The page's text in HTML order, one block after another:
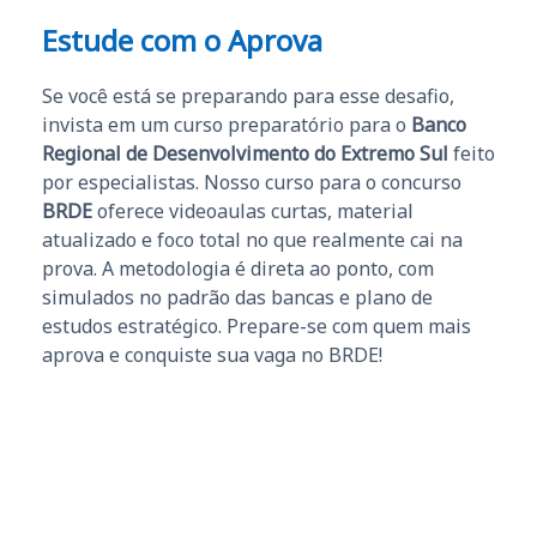
Estude com o Aprova
Se você está se preparando para esse desafio,
invista em um curso preparatório para o Banco
Regional de Desenvolvimento do Extremo Sul feito
por especialistas. Nosso curso para o concurso
BRDEoferece videoaulas curtas, material
atualizado e foco total no que realmente cai na
prova. A metodologia é direta ao ponto, com
simulados no padrão das bancas e plano de
estudos estratégico. Prepare-se com quem mais
aprova e conquiste sua vaga no BRDE!